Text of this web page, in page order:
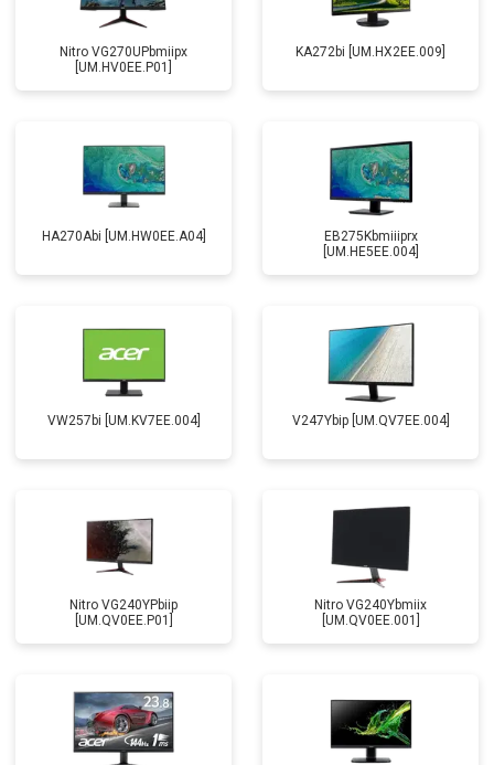
Nitro VG270UPbmiipx
[UM.HV0EE.P01]
KA272bi [UM.HX2EE.009]
HA270Abi [UM.HW0EE.A04]
EB275Kbmiiiprx
[UM.HE5EE.004]
VW257bi [UM.KV7EE.004] V247Ybip [UM.QV7EE.004]
Nitro VG240YPbiip
[UM.QV0EE.P01]
Nitro VG240Ybmiix
[UM.QV0EE.001]